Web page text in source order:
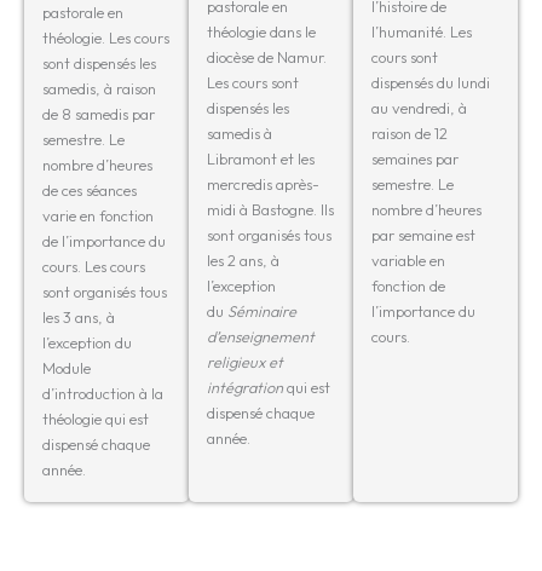
pastorale en
théologie. Les cours
sont dispensés les
samedis, à raison
de 8 samedis par
semestre. Le
nombre d’heures
de ces séances
varie en fonction
de l’importance du
cours. Les cours
sont organisés tous
les 3 ans, à
l’exception du
Module
d’introduction à la
théologie qui est
dispensé chaque
année.
pastorale en
théologie dans le
diocèse de Namur.
Les cours sont
dispensés les
samedis à
Libramont et les
mercredis après-
midi à Bastogne. Ils
sont organisés tous
les 2 ans, à
l’exception
du Séminaire
d’enseignement
religieux et
intégrationqui est
dispensé chaque
année.
l’histoire de
l’humanité. Les
cours sont
dispensés du lundi
au vendredi, à
raison de 12
semaines par
semestre. Le
nombre d’heures
par semaine est
variable en
fonction de
l’importance du
cours.